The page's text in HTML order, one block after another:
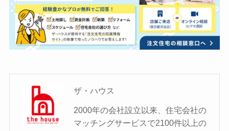
ザ・ハウス
2000年の会社設立以来、住宅会社の
マッチングサービスで2100件以上の